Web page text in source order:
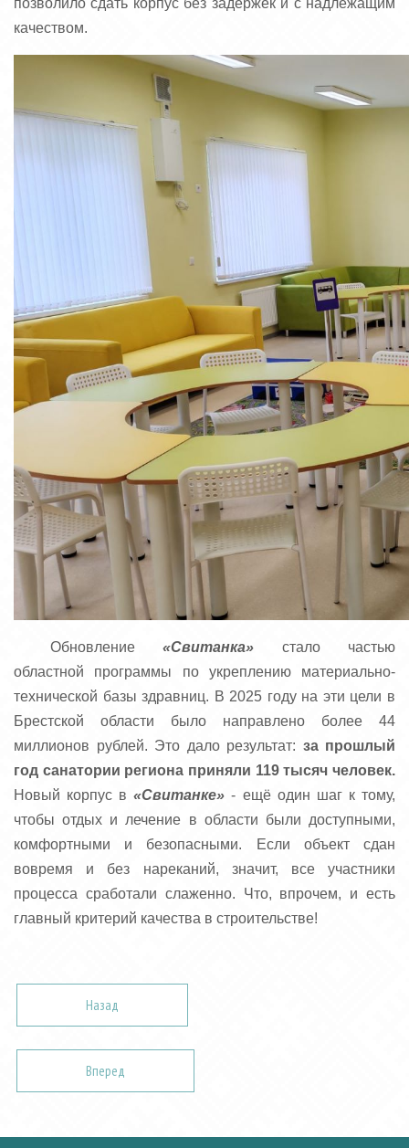
позволило сдать корпус без задержек и с надлежащим
качеством.
Обновление«Свитанка» стало частью
областной программы по укреплению материально-
технической базы здравниц. В 2025 году на эти цели в
Брестской области было направлено более 44
миллионов рублей. Это дало результат: за прошлый
год санатории региона приняли 119 тысяч человек.
Новый корпус в«Свитанке» - ещё один шаг к тому,
чтобы отдых и лечение в области были доступными,
комфортными и безопасными. Если объект сдан
вовремя и без нареканий, значит, все участники
процесса сработали слаженно. Что, впрочем, и есть
главный критерий качества в строительстве!
Назад
Вперед